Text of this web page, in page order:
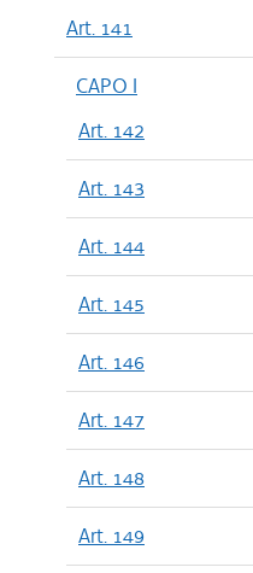
Art. 141
CAPO I
Art. 142
Art. 143
Art. 144
Art. 145
Art. 146
Art. 147
Art. 148
Art. 149